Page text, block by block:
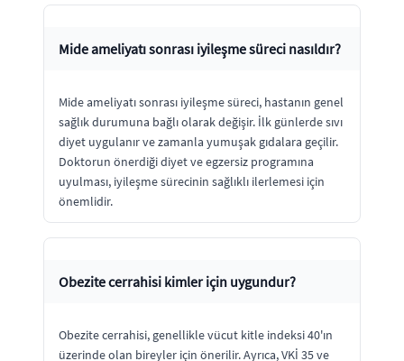
Mide ameliyatı sonrası iyileşme süreci nasıldır?
Mide ameliyatı sonrası iyileşme süreci, hastanın genel
sağlık durumuna bağlı olarak değişir. İlk günlerde sıvı
diyet uygulanır ve zamanla yumuşak gıdalara geçilir.
Doktorun önerdiği diyet ve egzersiz programına
uyulması, iyileşme sürecinin sağlıklı ilerlemesi için
önemlidir.
Obezite cerrahisi kimler için uygundur?
Obezite cerrahisi, genellikle vücut kitle indeksi 40'ın
üzerinde olan bireyler için önerilir. Ayrıca, VKİ 35 ve